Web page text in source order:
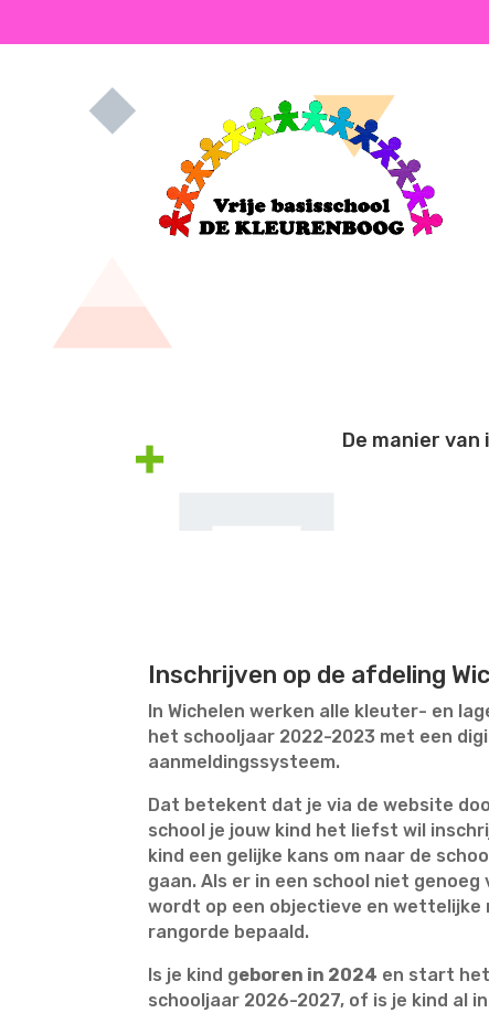
De manier
Inschrijven op de afdeling
In Wichelen werken alle kleuter- en
het schooljaar 2022-2023 met een
aanmeldingssysteem.
Dat betekent dat je via de website
school je jouw kind het liefst wil
kind een gelijke kans om naar de
gaan. Als er in een school niet
wordt op een objectieve en wettelijke
rangorde bepaald.
Is je kind geboren in 2024 en start
schooljaar 2026-2027, of is je kind al